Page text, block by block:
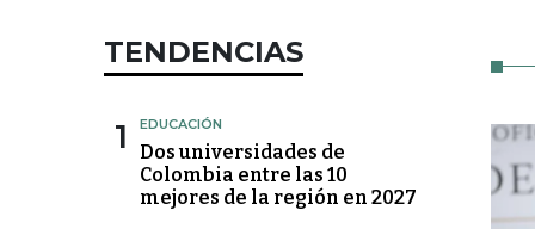
TENDENCIAS
1 EDUCACIÓN
Dos universidades de
Colombia entre las 10
mejores de la región en 2027